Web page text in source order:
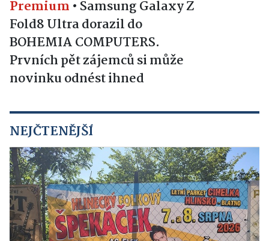
Premium • Samsung Galaxy Z
Fold8 Ultra dorazil do
BOHEMIA COMPUTERS.
Prvních pět zájemců si může
novinku odnést ihned
NEJČTENĚJŠÍ